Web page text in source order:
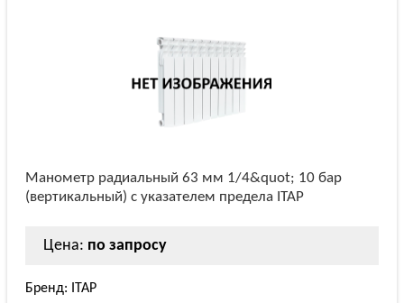
Манометр радиальный 63 мм 1/4&quot; 10 бар
(вертикальный) с указателем предела ITAP
Цена: по запросу
Бренд: ITAP